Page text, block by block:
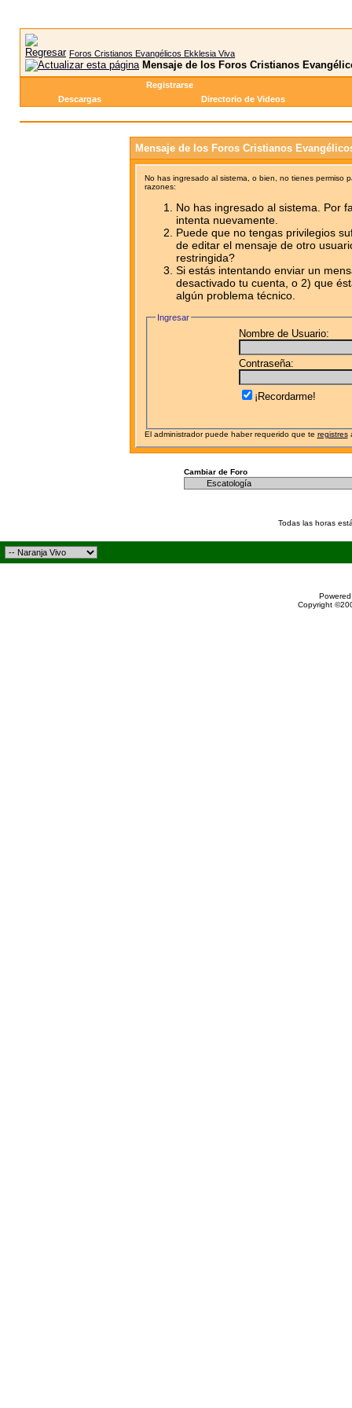
Foros Cristianos Evangélicos Ekklesia Viva
Mensaje de los Foros Cristianos
Registrarse
Descargas
Directorio de Videos
Mensaje de los Foros Cristianos
No has ingresado al sistema, o bien, no tienes permiso
razones:
No has ingresado al sistema. Por
intenta nuevamente.
Puede que no tengas privilegios
de editar el mensaje de otro
restringida?
Si estás intentando enviar un
desactivado tu cuenta, o 2) que
algún problema técnico.
Ingresar
Nombre de Usuario:
Contraseña:
¡Recordarme!
El administrador puede haber requerido que te registres
Cambiar de Foro
Todas las horas
Copyright